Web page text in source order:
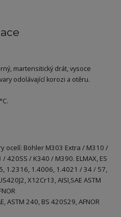
martensitický drát, vysoce
odolávající korozi a otěru.
ocelí: Böhler M303 Extra / M310 /
420SS / K340 / M390. ELMAX, ES
1.2316, 1.4006, 1.4021 / 34 / 57,
X12Cr13, AISI,SAE ASTM
ASTM 240, BS 420S29, AFNOR